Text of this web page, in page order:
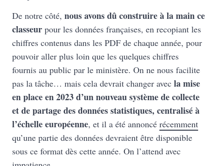
De notre côté, nous avons dû construire à la main ce
classeur pour les données françaises, en recopiant les
chiffres contenus dans les PDF de chaque année, pour
pouvoir aller plus loin que les quelques chiffres
fournis au public par le ministère. On ne nous facilite
pas la tâche… mais cela devrait changer avec la mise
en place en 2023 d’un nouveau système de collecte
et de partage des données statistiques, centralisé à
l’échelle européenne, et il a été annoncé récemment
qu’une partie des données devraient être disponible
sous ce format dès cette année. On l’attend avec